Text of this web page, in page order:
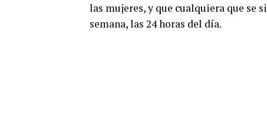
las mujeres, y que cualquiera que se
semana, las 24 horas del día.